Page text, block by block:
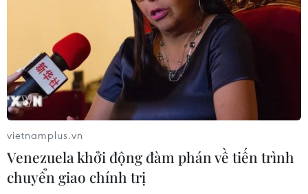
vietnamplus.vn
Venezuela khởi động đàm phán về tiến trình
chuyển giao chính trị